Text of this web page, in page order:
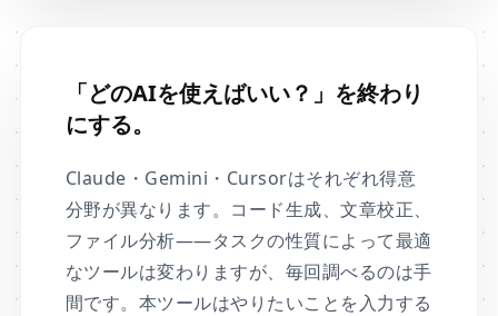
「どのAIを使えばいい？」を終わり
にする。
Claude・Gemini・Cursorはそれぞれ得意
分野が異なります。コード生成、文章校正、
ファイル分析——タスクの性質によって最適
なツールは変わりますが、毎回調べるのは手
間です。本ツールはやりたいことを入力する